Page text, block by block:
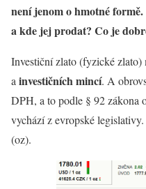
není jenom o hmotné
a kde jej prodat? Co je
Investiční zlato (fyzické zlato)
a investičních mincí. A
DPH, a to podle § 92 zákona
vychází z evropské
(oz).